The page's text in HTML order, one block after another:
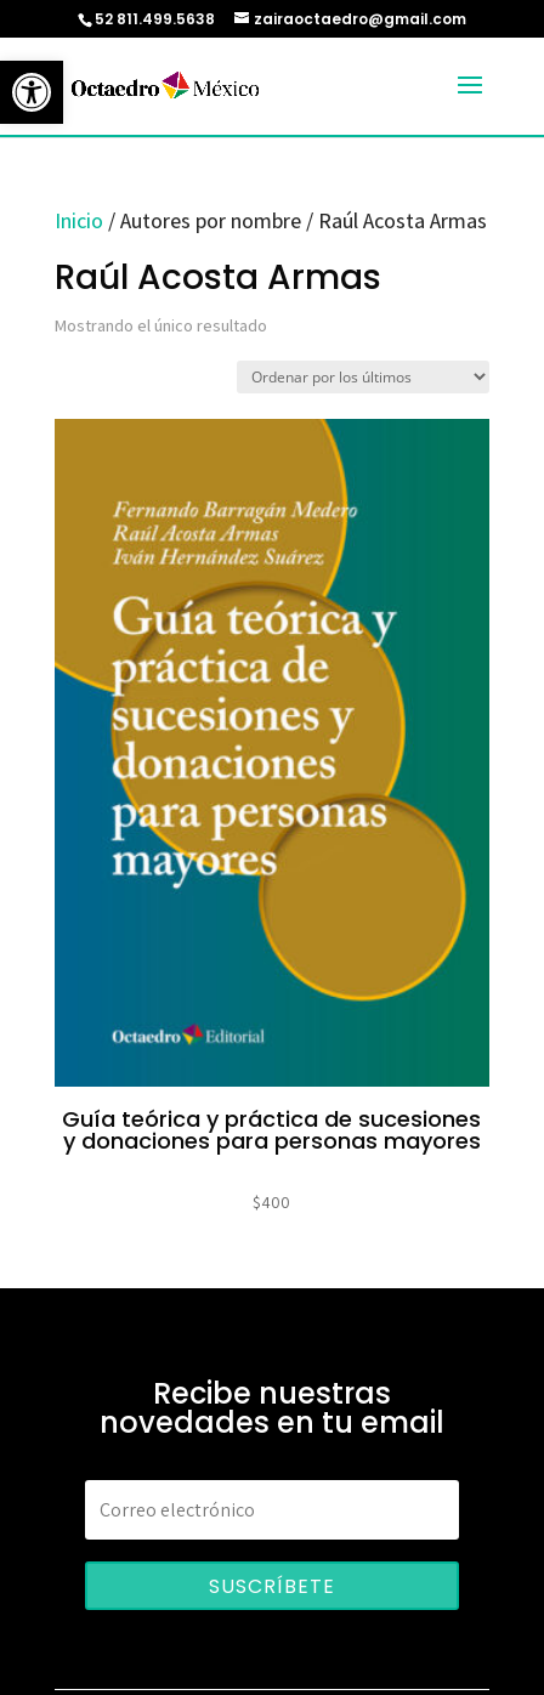
Abrir barra de herramientas
52 811.499.5638 zairaoctaedro@gmail.com
Inicio / Autores por nombre / Raúl Acosta Armas
Raúl Acosta Armas
Mostrando el único resultado
Guía teórica y práctica de sucesiones
y donaciones para personas mayores
$400
Recibe nuestras
novedades en tu email
SUSCRÍBETE